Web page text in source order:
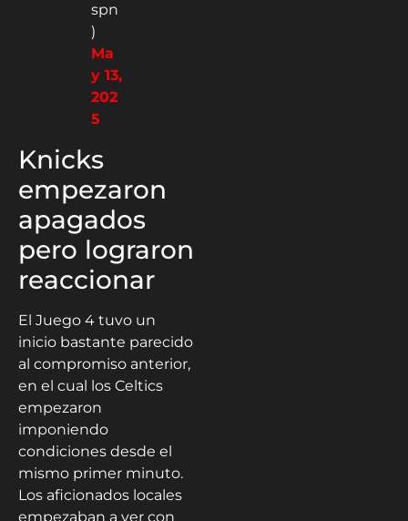
spn
)
Ma
y 13,
202
5
Knicks
empezaron
apagados
pero lograron
reaccionar
El Juego 4 tuvo un
inicio bastante parecido
al compromiso anterior,
en el cual los Celtics
empezaron
imponiendo
condiciones desde el
mismo primer minuto.
Los aficionados locales
empezaban a ver con